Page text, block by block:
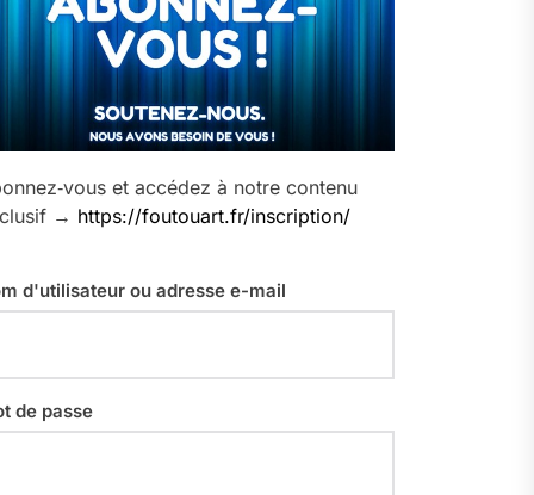
et accédez à notre contenu
→ https://foutouart.fr/inscription/
d'utilisateur ou adresse e-mail
de passe